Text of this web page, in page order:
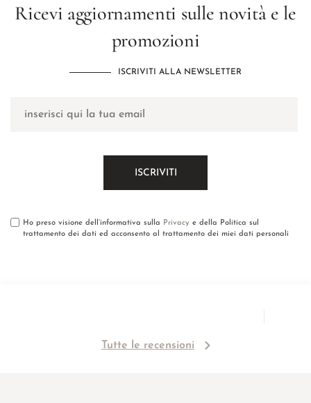
Ricevi aggiornamenti sulle novità e le
promozioni
ISCRIVITI ALLA NEWSLETTER
Ho preso visione dell’informativa sulla Privacy e della Politica sul
trattamento dei dati ed acconsento al trattamento dei miei dati personali
Tutte le recensioni